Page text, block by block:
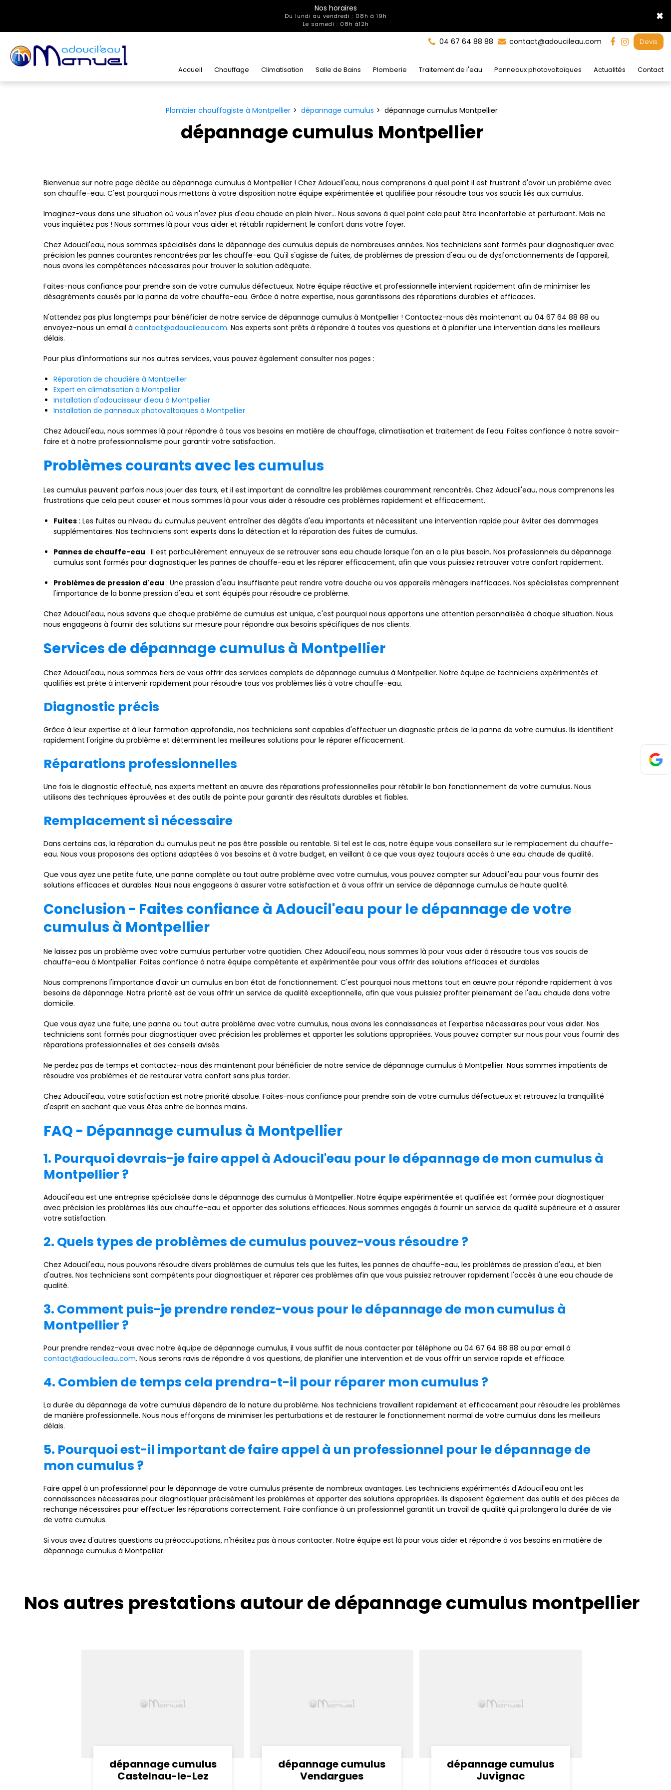
Nos horaires
Du lundi au vendredi : 08h à 19h
Le samedi : 08h à12h
×
04 67 64 88 88 contact@adoucileau.com Devis
Accueil Chauffage Climatisation Salle de Bains Plomberie Traitement de l'eau Panneaux photovoltaïques Actualités Contact
Plombier chauffagiste à Montpellier dépannage cumulus dépannage cumulus Montpellier
dépannage cumulus Montpellier
Bienvenue sur notre page dédiée au dépannage cumulus à Montpellier ! Chez Adoucil'eau, nous comprenons à quel point il est frustrant d'avoir un problème avec
son chauffe-eau. C'est pourquoi nous mettons à votre disposition notre équipe expérimentée et qualifiée pour résoudre tous vos soucis liés aux cumulus.
Imaginez-vous dans une situation où vous n'avez plus d'eau chaude en plein hiver... Nous savons à quel point cela peut être inconfortable et perturbant. Mais ne
vous inquiétez pas ! Nous sommes là pour vous aider et rétablir rapidement le confort dans votre foyer.
Chez Adoucil'eau, nous sommes spécialisés dans le dépannage des cumulus depuis de nombreuses années. Nos techniciens sont formés pour diagnostiquer avec
précision les pannes courantes rencontrées par les chauffe-eau. Qu'il s'agisse de fuites, de problèmes de pression d'eau ou de dysfonctionnements de l'appareil,
nous avons les compétences nécessaires pour trouver la solution adéquate.
Faites-nous confiance pour prendre soin de votre cumulus défectueux. Notre équipe réactive et professionnelle intervient rapidement afin de minimiser les
désagréments causés par la panne de votre chauffe-eau. Grâce à notre expertise, nous garantissons des réparations durables et efficaces.
N'attendez pas plus longtemps pour bénéficier de notre service de dépannage cumulus à Montpellier ! Contactez-nous dès maintenant au 04 67 64 88 88 ou
envoyez-nous un email à contact@adoucileau.com. Nos experts sont prêts à répondre à toutes vos questions et à planifier une intervention dans les meilleurs
délais.
Pour plus d'informations sur nos autres services, vous pouvez également consulter nos pages :
Réparation de chaudière à Montpellier
Expert en climatisation à Montpellier
Installation d'adoucisseur d'eau à Montpellier
Installation de panneaux photovoltaïques à Montpellier
Chez Adoucil'eau, nous sommes là pour répondre à tous vos besoins en matière de chauffage, climatisation et traitement de l'eau. Faites confiance à notre savoir-
faire et à notre professionnalisme pour garantir votre satisfaction.
Problèmes courants avec les cumulus
Les cumulus peuvent parfois nous jouer des tours, et il est important de connaître les problèmes couramment rencontrés. Chez Adoucil'eau, nous comprenons les
frustrations que cela peut causer et nous sommes là pour vous aider à résoudre ces problèmes rapidement et efficacement.
Fuites : Les fuites au niveau du cumulus peuvent entraîner des dégâts d'eau importants et nécessitent une intervention rapide pour éviter des dommages
supplémentaires. Nos techniciens sont experts dans la détection et la réparation des fuites de cumulus.
Pannes de chauffe-eau : Il est particulièrement ennuyeux de se retrouver sans eau chaude lorsque l'on en a le plus besoin. Nos professionnels du dépannage
cumulus sont formés pour diagnostiquer les pannes de chauffe-eau et les réparer efficacement, afin que vous puissiez retrouver votre confort rapidement.
Problèmes de pression d'eau : Une pression d'eau insuffisante peut rendre votre douche ou vos appareils ménagers inefficaces. Nos spécialistes comprennent
l'importance de la bonne pression d'eau et sont équipés pour résoudre ce problème.
Chez Adoucil'eau, nous savons que chaque problème de cumulus est unique, c'est pourquoi nous apportons une attention personnalisée à chaque situation. Nous
nous engageons à fournir des solutions sur mesure pour répondre aux besoins spécifiques de nos clients.
Services de dépannage cumulus à Montpellier
Chez Adoucil'eau, nous sommes fiers de vous offrir des services complets de dépannage cumulus à Montpellier. Notre équipe de techniciens expérimentés et
qualifiés est prête à intervenir rapidement pour résoudre tous vos problèmes liés à votre chauffe-eau.
Diagnostic précis
Grâce à leur expertise et à leur formation approfondie, nos techniciens sont capables d'effectuer un diagnostic précis de la panne de votre cumulus. Ils identifient
rapidement l'origine du problème et déterminent les meilleures solutions pour le réparer efficacement.
Réparations professionnelles
Une fois le diagnostic effectué, nos experts mettent en œuvre des réparations professionnelles pour rétablir le bon fonctionnement de votre cumulus. Nous
utilisons des techniques éprouvées et des outils de pointe pour garantir des résultats durables et fiables.
Remplacement si nécessaire
Dans certains cas, la réparation du cumulus peut ne pas être possible ou rentable. Si tel est le cas, notre équipe vous conseillera sur le remplacement du chauffe-
eau. Nous vous proposons des options adaptées à vos besoins et à votre budget, en veillant à ce que vous ayez toujours accès à une eau chaude de qualité.
Que vous ayez une petite fuite, une panne complète ou tout autre problème avec votre cumulus, vous pouvez compter sur Adoucil'eau pour vous fournir des
solutions efficaces et durables. Nous nous engageons à assurer votre satisfaction et à vous offrir un service de dépannage cumulus de haute qualité.
Conclusion - Faites confiance à Adoucil'eau pour le dépannage de votre
cumulus à Montpellier
Ne laissez pas un problème avec votre cumulus perturber votre quotidien. Chez Adoucil'eau, nous sommes là pour vous aider à résoudre tous vos soucis de
chauffe-eau à Montpellier. Faites confiance à notre équipe compétente et expérimentée pour vous offrir des solutions efficaces et durables.
Nous comprenons l'importance d'avoir un cumulus en bon état de fonctionnement. C'est pourquoi nous mettons tout en œuvre pour répondre rapidement à vos
besoins de dépannage. Notre priorité est de vous offrir un service de qualité exceptionnelle, afin que vous puissiez profiter pleinement de l'eau chaude dans votre
domicile.
Que vous ayez une fuite, une panne ou tout autre problème avec votre cumulus, nous avons les connaissances et l'expertise nécessaires pour vous aider. Nos
techniciens sont formés pour diagnostiquer avec précision les problèmes et apporter les solutions appropriées. Vous pouvez compter sur nous pour vous fournir des
réparations professionnelles et des conseils avisés.
Ne perdez pas de temps et contactez-nous dès maintenant pour bénéficier de notre service de dépannage cumulus à Montpellier. Nous sommes impatients de
résoudre vos problèmes et de restaurer votre confort sans plus tarder.
Chez Adoucil'eau, votre satisfaction est notre priorité absolue. Faites-nous confiance pour prendre soin de votre cumulus défectueux et retrouvez la tranquillité
d'esprit en sachant que vous êtes entre de bonnes mains.
FAQ - Dépannage cumulus à Montpellier
1. Pourquoi devrais-je faire appel à Adoucil'eau pour le dépannage de mon cumulus à
Montpellier ?
Adoucil'eau est une entreprise spécialisée dans le dépannage des cumulus à Montpellier. Notre équipe expérimentée et qualifiée est formée pour diagnostiquer
avec précision les problèmes liés aux chauffe-eau et apporter des solutions efficaces. Nous sommes engagés à fournir un service de qualité supérieure et à assurer
votre satisfaction.
2. Quels types de problèmes de cumulus pouvez-vous résoudre ?
Chez Adoucil'eau, nous pouvons résoudre divers problèmes de cumulus tels que les fuites, les pannes de chauffe-eau, les problèmes de pression d'eau, et bien
d'autres. Nos techniciens sont compétents pour diagnostiquer et réparer ces problèmes afin que vous puissiez retrouver rapidement l'accès à une eau chaude de
qualité.
3. Comment puis-je prendre rendez-vous pour le dépannage de mon cumulus à
Montpellier ?
Pour prendre rendez-vous avec notre équipe de dépannage cumulus, il vous suffit de nous contacter par téléphone au 04 67 64 88 88 ou par email à
contact@adoucileau.com. Nous serons ravis de répondre à vos questions, de planifier une intervention et de vous offrir un service rapide et efficace.
4. Combien de temps cela prendra-t-il pour réparer mon cumulus ?
La durée du dépannage de votre cumulus dépendra de la nature du problème. Nos techniciens travaillent rapidement et efficacement pour résoudre les problèmes
de manière professionnelle. Nous nous efforçons de minimiser les perturbations et de restaurer le fonctionnement normal de votre cumulus dans les meilleurs
délais.
5. Pourquoi est-il important de faire appel à un professionnel pour le dépannage de
mon cumulus ?
Faire appel à un professionnel pour le dépannage de votre cumulus présente de nombreux avantages. Les techniciens expérimentés d'Adoucil'eau ont les
connaissances nécessaires pour diagnostiquer précisément les problèmes et apporter des solutions appropriées. Ils disposent également des outils et des pièces de
rechange nécessaires pour effectuer les réparations correctement. Faire confiance à un professionnel garantit un travail de qualité qui prolongera la durée de vie
de votre cumulus.
Si vous avez d'autres questions ou préoccupations, n'hésitez pas à nous contacter. Notre équipe est là pour vous aider et répondre à vos besoins en matière de
dépannage cumulus à Montpellier.
Nos autres prestations autour de dépannage cumulus montpellier
dépannage cumulus
Castelnau-le-Lez
dépannage cumulus
Vendargues
dépannage cumulus
Juvignac